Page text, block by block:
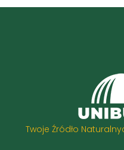
Twoje Źródło